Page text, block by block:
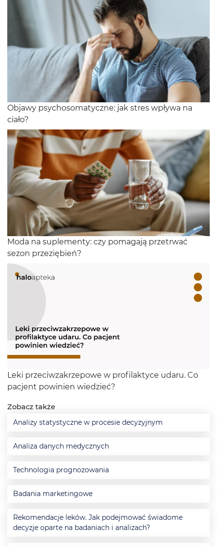
Objawy psychosomatyczne: jak stres wpływa na
ciało?
Moda na suplementy: czy pomagają przetrwać
sezon przeziębień?
Leki przeciwzakrzepowe w profilaktyce udaru. Co
pacjent powinien wiedzieć?
Zobacz także
Analizy statystyczne w procesie decyzyjnym
Analiza danych medycznych
Technologia prognozowania
Badania marketingowe
Rekomendacje leków. Jak podejmować świadome
decyzje oparte na badaniach i analizach?